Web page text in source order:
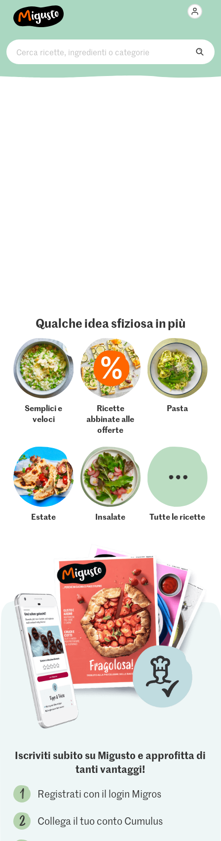
Qualche idea sfiziosa in più
Semplici e
veloci
Ricette
abbinate alle
offerte
Pasta
Estate Insalate Tutte le ricette
Iscriviti subito su Migusto e approfitta di
tanti vantaggi!
Registrati con il login Migros
Collega il tuo conto Cumulus